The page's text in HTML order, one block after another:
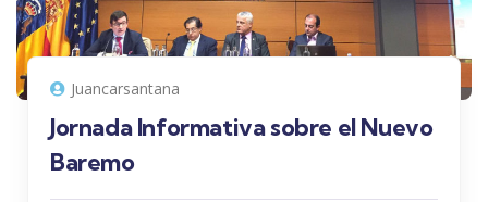
Juancarsantana
Jornada Informativa sobre el Nuevo
Baremo